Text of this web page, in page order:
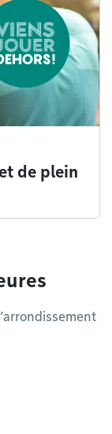
de plein